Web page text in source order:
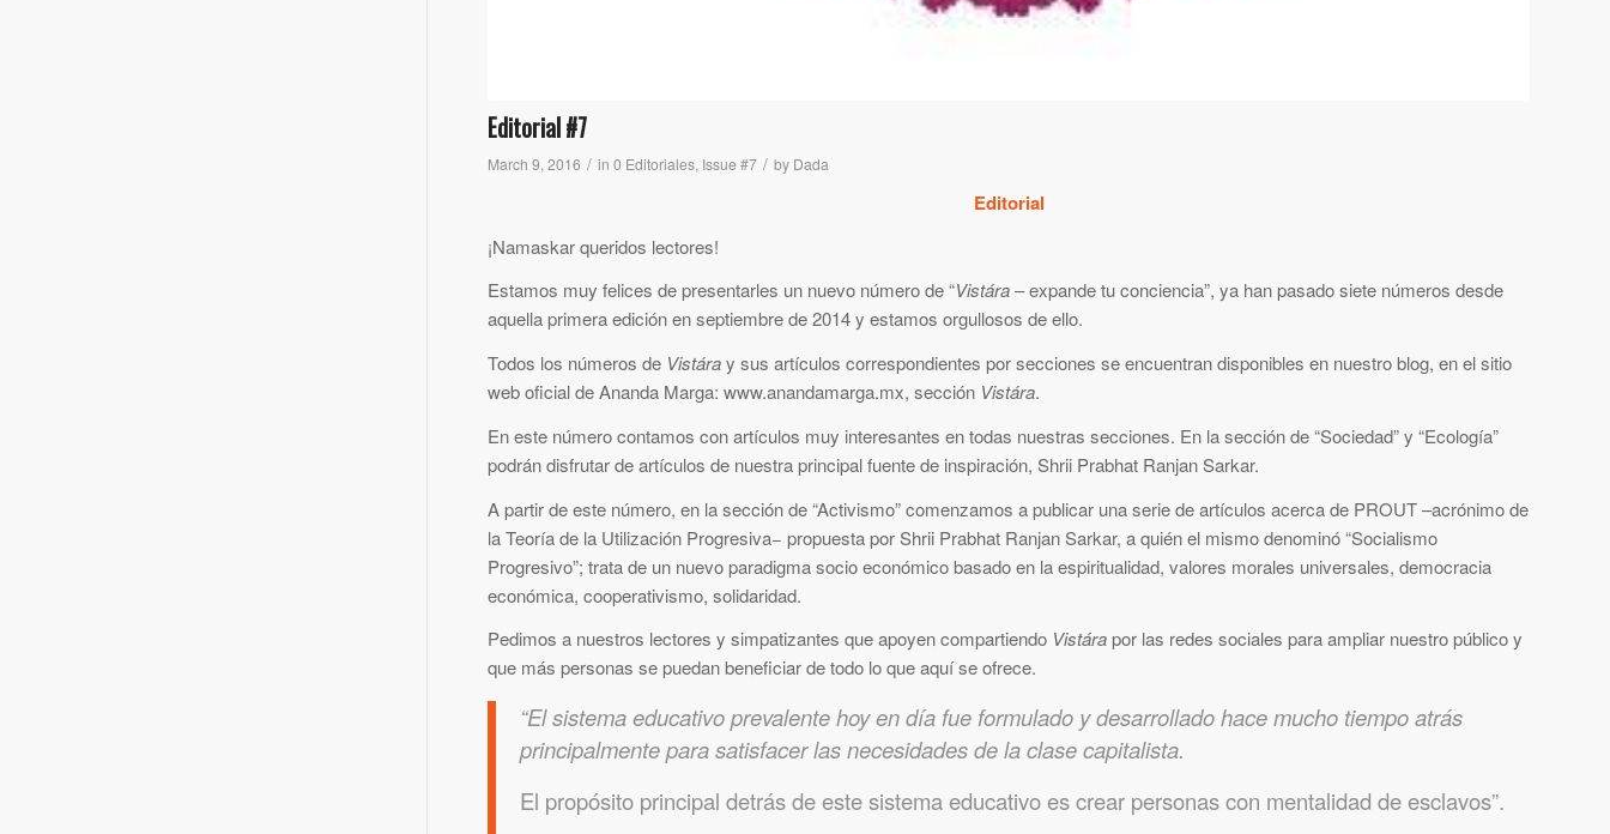
Editorial #7
March 9, 2016 / in0 Editoriales, Issue #7 / by Dada
Editorial
¡Namaskar queridos lectores!
Estamos muy felices de presentarles un nuevo número de “Vistára– expande tu conciencia”, ya han pasado siete números desde
aquella primera edición en septiembre de 2014 y estamos orgullosos de ello.
Todos los números de Vistáray sus artículos correspondientes por secciones se encuentran disponibles en nuestro blog, en el sitio
web oficial de Ananda Marga: www.anandamarga.mx, sección Vistára.
En este número contamos con artículos muy interesantes en todas nuestras secciones. En la sección de “Sociedad” y “Ecología”
podrán disfrutar de artículos de nuestra principal fuente de inspiración, Shrii Prabhat Ranjan Sarkar.
A partir de este número, en la sección de “Activismo” comenzamos a publicar una serie de artículos acerca de PROUT –acrónimo de
la Teoría de la Utilización Progresiva− propuesta por Shrii Prabhat Ranjan Sarkar, a quién el mismo denominó “Socialismo
Progresivo”; trata de un nuevo paradigma socio económico basado en la espiritualidad, valores morales universales, democracia
económica, cooperativismo, solidaridad.
Pedimos a nuestros lectores y simpatizantes que apoyen compartiendo Vistárapor las redes sociales para ampliar nuestro público y
que más personas se puedan beneficiar de todo lo que aquí se ofrece.
“El sistema educativo prevalente hoy en día fue formulado y desarrollado hace mucho tiempo atrás
principalmente para satisfacer las necesidades de la clase capitalista.
El propósito principal detrás de este sistema educativo es crear personas con mentalidad de esclavos”.